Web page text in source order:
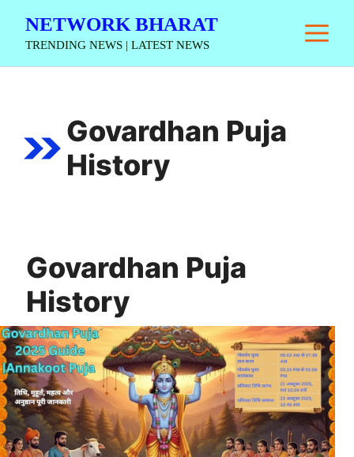
NETWORK BHARAT
TRENDING NEWS | LATEST NEWS
Govardhan Puja
History
Govardhan Puja
History